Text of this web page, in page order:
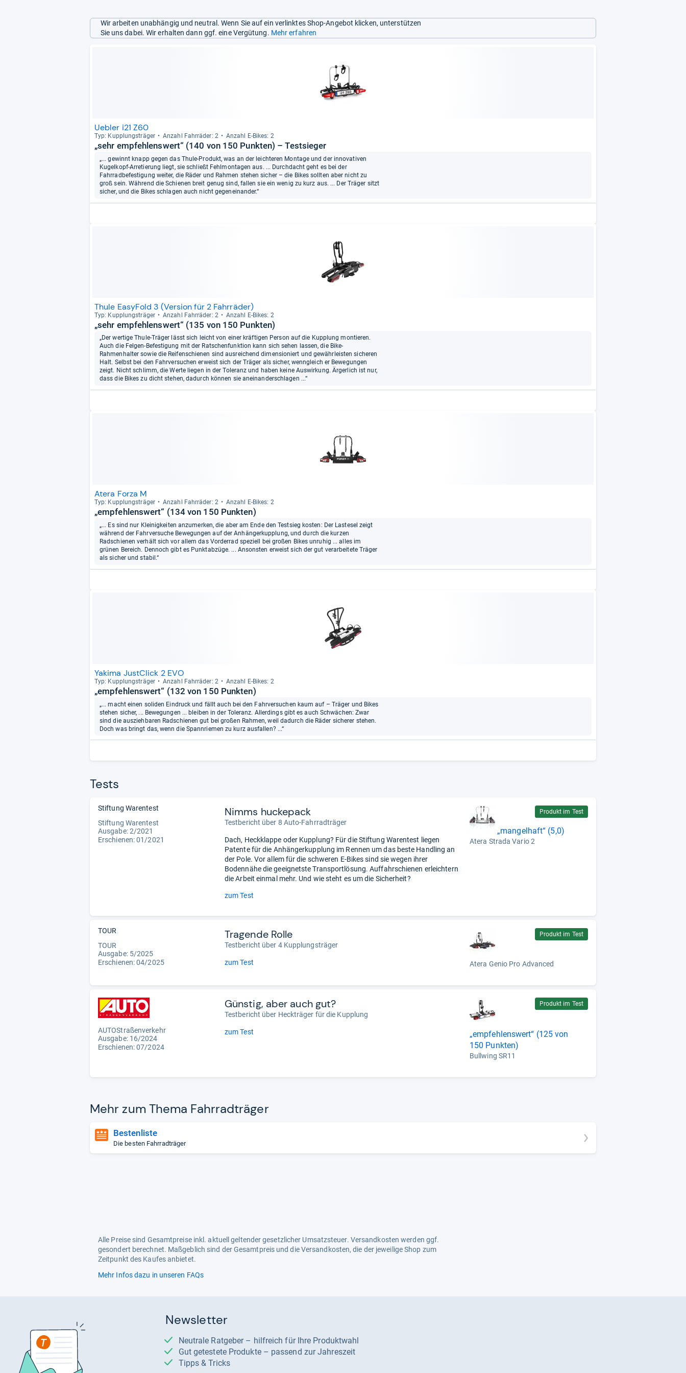
Wir arbeiten unabhängig und neutral. Wenn Sie auf ein verlinktes Shop-Angebot klicken, unterstützen
Sie uns dabei. Wir erhalten dann ggf. eine Vergütung. Mehr erfahren
Uebler i21 Z60
Typ: Kupp­lungs­trä­ger Anzahl Fahr­rä­der: 2 Anzahl E-​Bikes: 2
„sehr empfehlenswert“ (140 von 150 Punkten) – Testsieger
„... gewinnt knapp gegen das Thule-Produkt, was an der leichteren Montage und der innovativen
Kugelkopf-Arretierung liegt, sie schließt Fehlmontagen aus. ... Durchdacht geht es bei der
Fahrradbefestigung weiter, die Räder und Rahmen stehen sicher – die Bikes sollten aber nicht zu
groß sein. Während die Schienen breit genug sind, fallen sie ein wenig zu kurz aus. ... Der Träger sitzt
sicher, und die Bikes schlagen auch nicht gegeneinander.“
Thule EasyFold 3 (Version für 2 Fahrräder)
Typ: Kupp­lungs­trä­ger Anzahl Fahr­rä­der: 2 Anzahl E-​Bikes: 2
„sehr empfehlenswert“ (135 von 150 Punkten)
„Der wertige Thule-Träger lässt sich leicht von einer kräftigen Person auf die Kupplung montieren.
Auch die Felgen-Befestigung mit der Ratschenfunktion kann sich sehen lassen, die Bike-
Rahmenhalter sowie die Reifenschienen sind ausreichend dimensioniert und gewährleisten sicheren
Halt. Selbst bei den Fahrversuchen erweist sich der Träger als sicher, wenngleich er Bewegungen
zeigt. Nicht schlimm, die Werte liegen in der Toleranz und haben keine Auswirkung. Ärgerlich ist nur,
dass die Bikes zu dicht stehen, dadurch können sie aneinanderschlagen ...“
Atera Forza M
Typ: Kupp­lungs­trä­ger Anzahl Fahr­rä­der: 2 Anzahl E-​Bikes: 2
„empfehlenswert“ (134 von 150 Punkten)
„... Es sind nur Kleinigkeiten anzumerken, die aber am Ende den Testsieg kosten: Der Lastesel zeigt
während der Fahrversuche Bewegungen auf der Anhängerkupplung, und durch die kurzen
Radschienen verhält sich vor allem das Vorderrad speziell bei großen Bikes unruhig ... alles im
grünen Bereich. Dennoch gibt es Punktabzüge. ... Ansonsten erweist sich der gut verarbeitete Träger
als sicher und stabil.“
Yakima JustClick 2 EVO
Typ: Kupp­lungs­trä­ger Anzahl Fahr­rä­der: 2 Anzahl E-​Bikes: 2
„empfehlenswert“ (132 von 150 Punkten)
„... macht einen soliden Eindruck und fällt auch bei den Fahrversuchen kaum auf – Träger und Bikes
stehen sicher, ... Bewegungen ... bleiben in der Toleranz. Allerdings gibt es auch Schwächen: Zwar
sind die ausziehbaren Radschienen gut bei großen Rahmen, weil dadurch die Räder sicherer stehen.
Doch was bringt das, wenn die Spannriemen zu kurz ausfallen? ...“
Tests
Stiftung Warentest
Stiftung Warentest
Ausgabe: 2/2021
Erschienen: 01/2021
Nimms huckepack
Testbericht über 8 Auto-Fahrradträger
Dach, Heckklappe oder Kupplung? Für die Stiftung Warentest liegen
Patente für die Anhängerkupplung im Rennen um das beste Handling an
der Pole. Vor allem für die schweren E-Bikes sind sie wegen ihrer
Bodennähe die geeignetste Transportlösung. Auffahrschienen erleichtern
die Arbeit einmal mehr. Und wie steht es um die Sicherheit?
zum Test
Produkt im Test
„mangelhaft“ (5,0)
Atera Strada Vario 2
TOUR
TOUR
Ausgabe: 5/2025
Erschienen: 04/2025
Tragende Rolle
Testbericht über 4 Kupplungsträger
zum Test
Produkt im Test
Atera Genio Pro Advanced
AUTOStraßenverkehr
Ausgabe: 16/2024
Erschienen: 07/2024
Günstig, aber auch gut?
Testbericht über Heckträger für die Kupplung
zum Test
Produkt im Test
„empfehlenswert“ (125 von
150 Punkten)
Bullwing SR11
Mehr zum Thema Fahr­rad­t­rä­ger
Bestenliste
Die besten Fahrradträger
Alle Preise sind Gesamtpreise inkl. aktuell geltender gesetzlicher Umsatzsteuer. Versandkosten werden ggf.
gesondert berechnet. Maßgeblich sind der Gesamtpreis und die Versandkosten, die der jeweilige Shop zum
Zeitpunkt des Kaufes anbietet.
Mehr Infos dazu in unseren FAQs
Newsletter
Neutrale Ratgeber – hilfreich für Ihre Produktwahl
Gut getestete Produkte – passend zur Jahreszeit
Tipps & Tricks